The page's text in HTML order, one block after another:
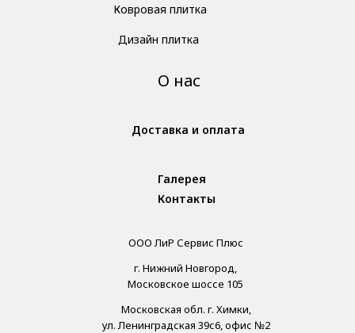
г. Нижний Новгород,
Московское шоссе 105
ООО ЛиР Сервис Плюс
Московская обл. г. Химки,
ул. Ленинградская 39с6, офис №2
Ковровая плитка
Контакты
Дизайн плитка
Доставка и оплата
О нас
Галерея